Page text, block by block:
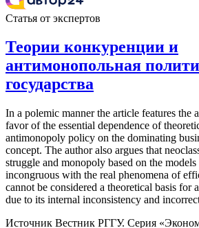
Статья от экспертов
Теории конкуренции и
антимонопольная
государства
In a polemic manner the article features the
favor of the essential dependence of
antimonopoly policy on the dominating
concept. The author also argues that
struggle and monopoly based on the
incongruous with the real phenomena of
cannot be considered a theoretical basis for
due to its internal inconsistency and
Источник Вестник РГГУ. Серия